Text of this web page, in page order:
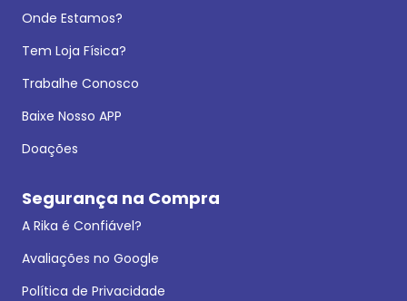
Onde Estamos?
Tem Loja Física?
Trabalhe Conosco
Baixe Nosso APP
Doações
Segurança na Compra
A Rika é Confiável?
Avaliações no Google
Política de Privacidade